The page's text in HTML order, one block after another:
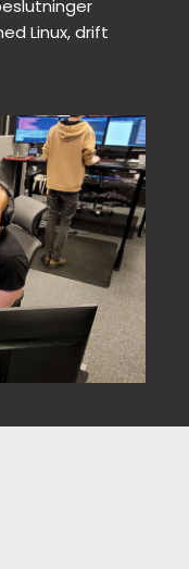
Linux, drift